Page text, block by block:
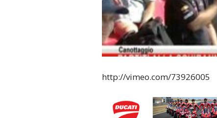
http://vimeo.com/73926005